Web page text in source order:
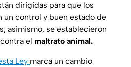
dirigidas para que los
un control y buen estado de
asimismo, se establecieron
el maltrato animal.
Ley marca un cambio